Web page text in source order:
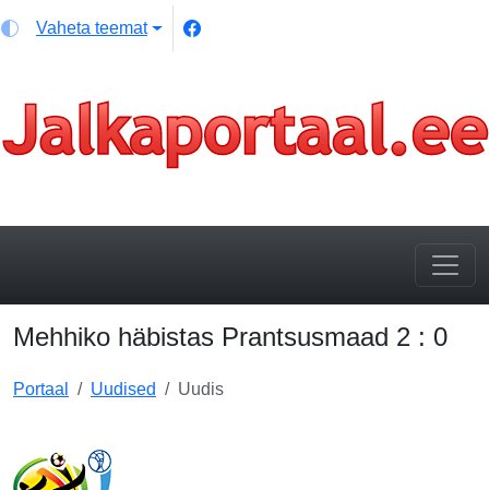
Vaheta teemat
Mehhiko häbistas Prantsusmaad 2 : 0
Portaal Uudised Uudis